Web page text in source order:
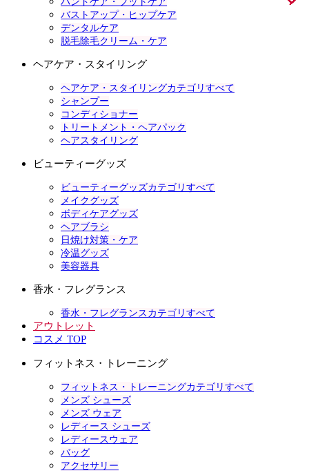
バストアップ・ヒップケア
デンタルケア
脱毛除毛クリーム・ケア
ヘアケア・スタイリング
ヘアケア・スタイリングカテゴリすべて
シャンプー
コンディショナー
トリートメント・ヘアパック
ヘアスタイリング
ビューティーグッズ
ビューティーグッズカテゴリすべて
メイクグッズ
ボディケアグッズ
ヘアブラシ
日焼け対策・ケア
冷温グッズ
美容器具
香水・フレグランス
香水・フレグランスカテゴリすべて
アウトレット
コスメ TOP
フィットネス・トレーニング
フィットネス・トレーニングカテゴリすべて
メンズ シューズ
メンズ ウェア
レディース シューズ
レディースウェア
バッグ
アクセサリー